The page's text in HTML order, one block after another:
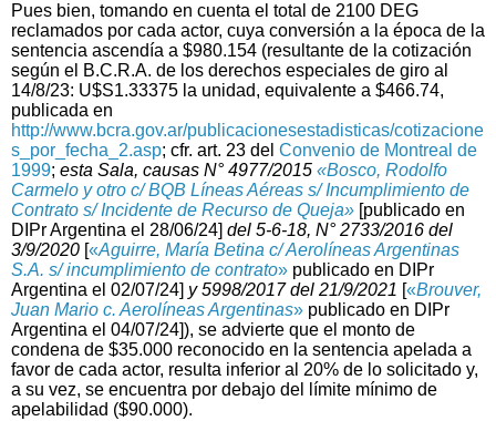
Pues bien, tomando en cuenta el total de 2100 DEG
reclamados por cada actor, cuya conversión a la época de la
sentencia ascendía a $980.154 (resultante de la cotización
según el B.C.R.A. de los derechos especiales de giro al
14/8/23: U$S1.33375 la unidad, equivalente a $466.74,
publicada en
http://www.bcra.gov.ar/publicacionesestadisticas/cotizacione
s_por_fecha_2.asp; cfr. art. 23 del Convenio de Montreal de
1999; esta Sala, causas N° 4977/2015 «Bosco, Rodolfo
Carmelo y otro c/ BQB Líneas Aéreas s/ Incumplimiento de
Contrato s/ Incidente de Recurso de Queja» [publicado en
DIPr Argentina el 28/06/24] del 5-6-18, N° 2733/2016 del
3/9/2020 [«Aguirre, María Betina c/ Aerolíneas Argentinas
S.A. s/ incumplimiento de contrato» publicado en DIPr
Argentina el 02/07/24] y 5998/2017 del 21/9/2021 [«Brouver,
Juan Mario c. Aerolíneas Argentinas» publicado en DIPr
Argentina el 04/07/24]), se advierte que el monto de
condena de $35.000 reconocido en la sentencia apelada a
favor de cada actor, resulta inferior al 20% de lo solicitado y,
a su vez, se encuentra por debajo del límite mínimo de
apelabilidad ($90.000).